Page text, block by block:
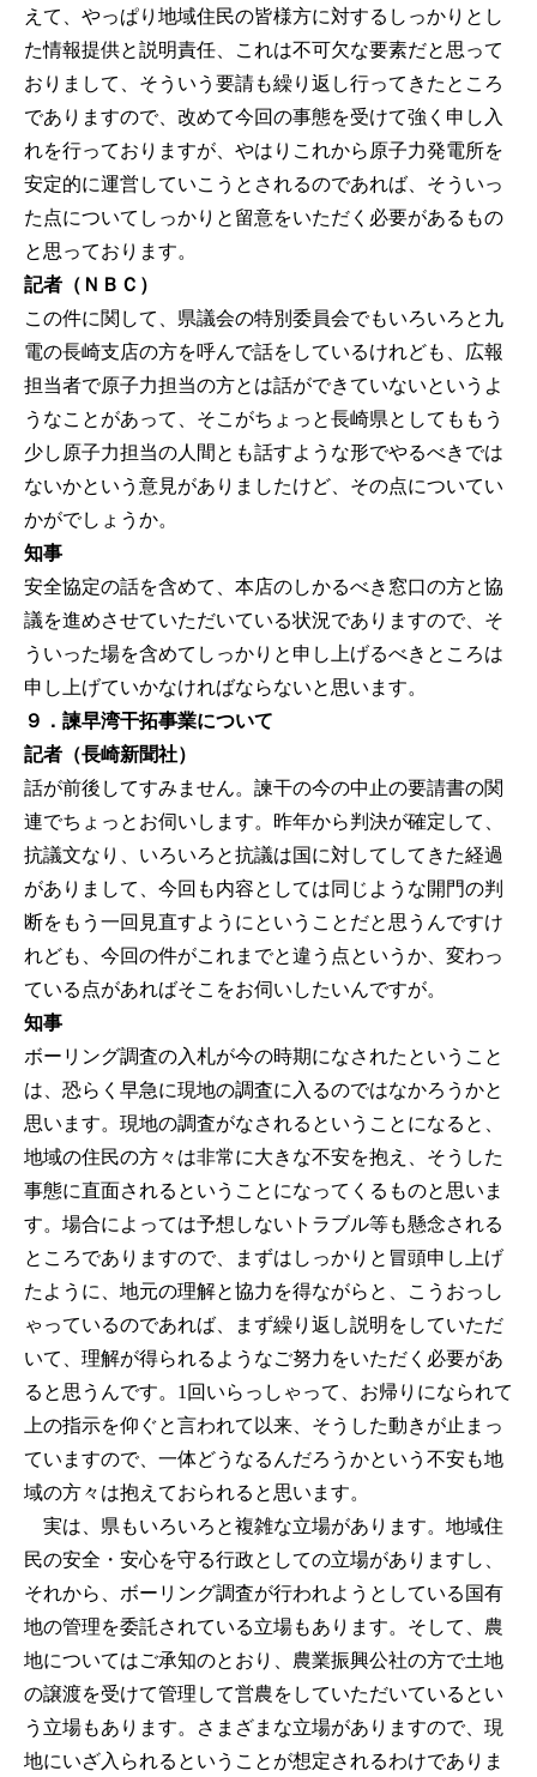
えて、やっぱり地域住民の皆様方に対するしっかりとし
た情報提供と説明責任、これは不可欠な要素だと思って
おりまして、そういう要請も繰り返し行ってきたところ
でありますので、改めて今回の事態を受けて強く申し入
れを行っておりますが、やはりこれから原子力発電所を
安定的に運営していこうとされるのであれば、そういっ
た点についてしっかりと留意をいただく必要があるもの
と思っております。
記者（ＮＢＣ）
この件に関して、県議会の特別委員会でもいろいろと九
電の長崎支店の方を呼んで話をしているけれども、広報
担当者で原子力担当の方とは話ができていないというよ
うなことがあって、そこがちょっと長崎県としてももう
少し原子力担当の人間とも話すような形でやるべきでは
ないかという意見がありましたけど、その点についてい
かがでしょうか。
知事
安全協定の話を含めて、本店のしかるべき窓口の方と協
議を進めさせていただいている状況でありますので、そ
ういった場を含めてしっかりと申し上げるべきところは
申し上げていかなければならないと思います。
９．諫早湾干拓事業について
記者（長崎新聞社）
話が前後してすみません。諫干の今の中止の要請書の関
連でちょっとお伺いします。昨年から判決が確定して、
抗議文なり、いろいろと抗議は国に対してしてきた経過
がありまして、今回も内容としては同じような開門の判
断をもう一回見直すようにということだと思うんですけ
れども、今回の件がこれまでと違う点というか、変わっ
ている点があればそこをお伺いしたいんですが。
知事
ボーリング調査の入札が今の時期になされたということ
は、恐らく早急に現地の調査に入るのではなかろうかと
思います。現地の調査がなされるということになると、
地域の住民の方々は非常に大きな不安を抱え、そうした
事態に直面されるということになってくるものと思いま
す。場合によっては予想しないトラブル等も懸念される
ところでありますので、まずはしっかりと冒頭申し上げ
たように、地元の理解と協力を得ながらと、こうおっし
ゃっているのであれば、まず繰り返し説明をしていただ
いて、理解が得られるようなご努力をいただく必要があ
ると思うんです。1回いらっしゃって、お帰りになられて
上の指示を仰ぐと言われて以来、そうした動きが止まっ
ていますので、一体どうなるんだろうかという不安も地
域の方々は抱えておられると思います。
実は、県もいろいろと複雑な立場があります。地域住
民の安全・安心を守る行政としての立場がありますし、
それから、ボーリング調査が行われようとしている国有
地の管理を委託されている立場もあります。そして、農
地についてはご承知のとおり、農業振興公社の方で土地
の譲渡を受けて管理して営農をしていただいているとい
う立場もあります。さまざまな立場がありますので、現
地にいざ入られるということが想定されるわけでありま